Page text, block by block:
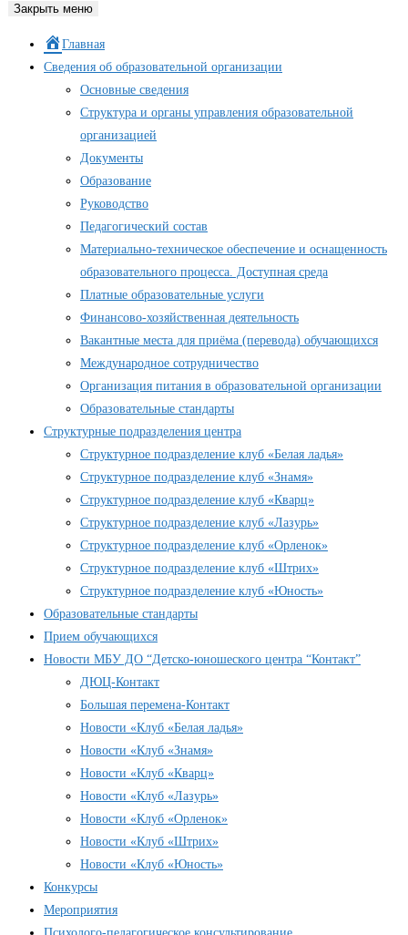
Закрыть меню
Главная
Сведения об образовательной организации
Основные сведения
Структура и органы управления образовательной
организацией
Документы
Образование
Руководство
Педагогический состав
Материально-техническое обеспечение и оснащенность
образовательного процесса. Доступная среда
Платные образовательные услуги
Финансово-хозяйственная деятельность
Вакантные места для приёма (перевода) обучающихся
Международное сотрудничество
Организация питания в образовательной организации
Образовательные стандарты
Структурные подразделения центра
Структурное подразделение клуб «Белая ладья»
Структурное подразделение клуб «Знамя»
Структурное подразделение клуб «Кварц»
Структурное подразделение клуб «Лазурь»
Структурное подразделение клуб «Орленок»
Структурное подразделение клуб «Штрих»
Структурное подразделение клуб «Юность»
Образовательные стандарты
Прием обучающихся
Новости МБУ ДО “Детско-юношеского центра “Контакт”
ДЮЦ-Контакт
Большая перемена-Контакт
Новости «Клуб «Белая ладья»
Новости «Клуб «Знамя»
Новости «Клуб «Кварц»
Новости «Клуб «Лазурь»
Новости «Клуб «Орленок»
Новости «Клуб «Штрих»
Новости «Клуб «Юность»
Конкурсы
Мероприятия